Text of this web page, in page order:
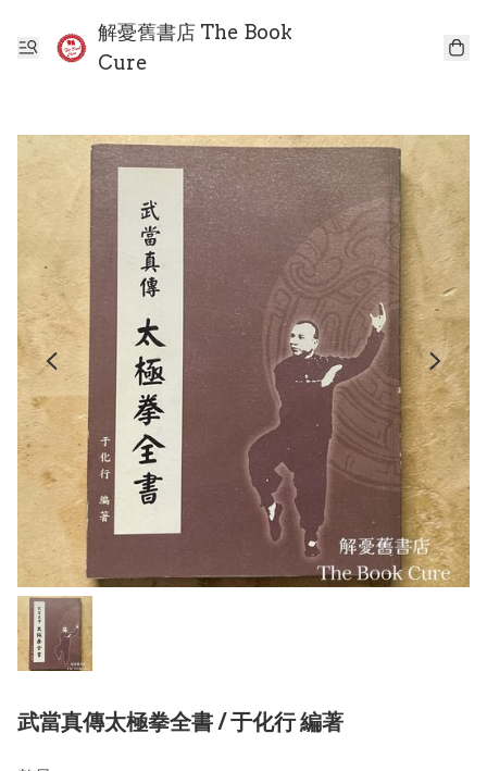
解憂舊書店 The Book
Cure
武當真傳太極拳全書 / 于化行 編著